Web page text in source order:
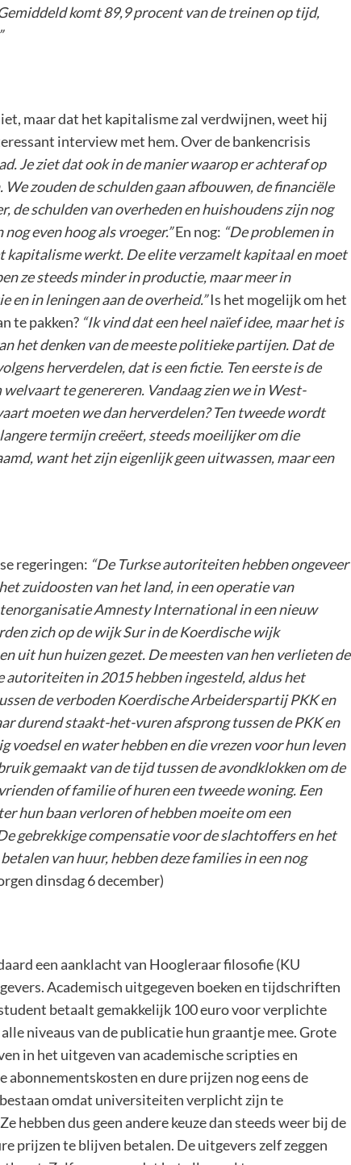
komt 89,9 procent van de treinen op tijd,
maar dat het kapitalisme zal verdwijnen, weet hij
interview met hem. Over de bankencrisis
Je ziet dat ook in de manier waarop er achteraf op
zouden de schulden gaan afbouwen, de financiële
de schulden van overheden en huishoudens zijn nog
even hoog als vroeger.”En nog: “De problemen in
kapitalisme werkt. De elite verzamelt kapitaal en moet
ze steeds minder in productie, maar meer in
en in leningen aan de overheid.”Is het mogelijk om het
te pakken? “Ik vind dat een heel naïef idee, maar het is
het denken van de meeste politieke partijen. Dat de
herverdelen, dat is een fictie. Ten eerste is de
te genereren. Vandaag zien we in West-
moeten we dan herverdelen? Ten tweede wordt
termijn creëert, steeds moeilijker om die
want het zijn eigenlijk geen uitwassen, maar een
regeringen: “De Turkse autoriteiten hebben ongeveer
zuidoosten van het land, in een operatie van
Amnesty International in een nieuw
zich op de wijk Sur in de Koerdische wijk
uit hun huizen gezet. De meesten van hen verlieten de
in 2015 hebben ingesteld, aldus het
de verboden Koerdische Arbeiderspartij PKK en
durend staakt-het-vuren afsprong tussen de PKK en
voedsel en water hebben en die vrezen voor hun leven
gemaakt van de tijd tussen de avondklokken om de
of familie of huren een tweede woning. Een
hun baan verloren of hebben moeite om een
gebrekkige compensatie voor de slachtoffers en het
van huur, hebben deze families in een nog
dinsdag 6 december)
een aanklacht van Hoogleraar filosofie (KU
Academisch uitgegeven boeken en tijdschriften
betaalt gemakkelijk 100 euro voor verplichte
niveaus van de publicatie hun graantje mee. Grote
in het uitgeven van academische scripties en
abonnementskosten en dure prijzen nog eens de
omdat universiteiten verplicht zijn te
hebben dus geen andere keuze dan steeds weer bij de
prijzen te blijven betalen. De uitgevers zelf zeggen